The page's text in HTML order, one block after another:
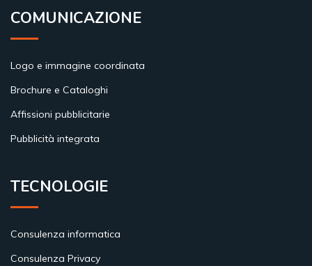
COMUNICAZIONE
Logo e immagine coordinata
Brochure e Cataloghi
Affissioni pubblicitarie
Pubblicità integrata
TECNOLOGIE
Consulenza informatica
Consulenza Privacy